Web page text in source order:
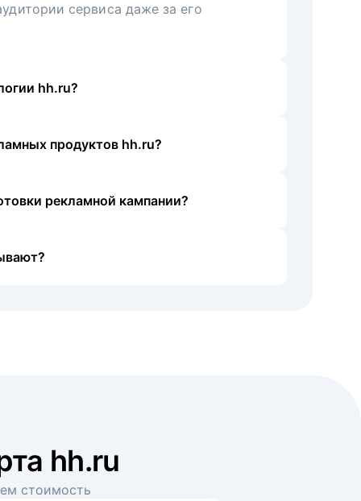
сервиса даже за его
hh.ru?
продуктов hh.ru?
рекламной кампании?
hh.ru
стоимость